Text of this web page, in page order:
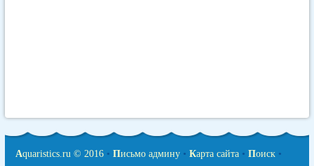
Aquaristics.ru © 2016 • Письмо админу • Карта сайта • Поиск •